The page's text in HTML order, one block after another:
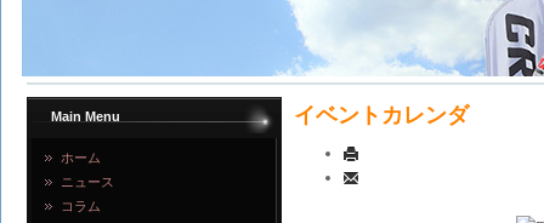
Main Menu
ホーム
ニュース
コラム
イベントカレンダ